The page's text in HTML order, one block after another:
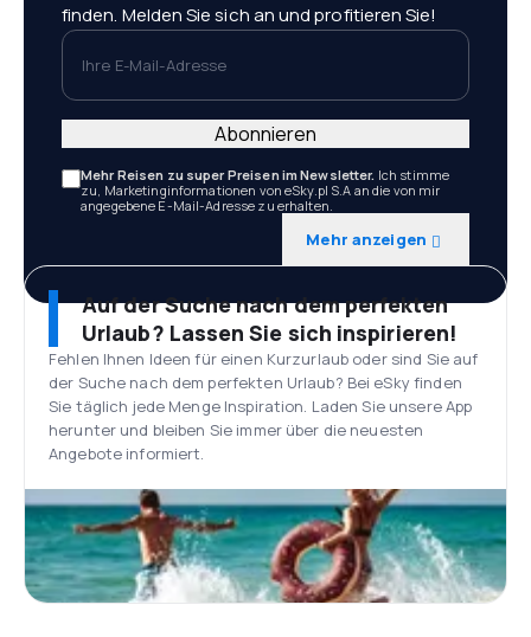
finden. Melden Sie sich an und profitieren Sie!
Ihre E-Mail-Adresse
Mehr Reisen zu super Preisen im Newsletter. Ich stimme
zu, Marketinginformationen von eSky.pl S.A an die von mir
angegebene E-Mail-Adresse zu erhalten.
Mehr anzeigen
Abonnieren
Auf der Suche nach dem perfekten
Urlaub? Lassen Sie sich inspirieren!
Fehlen Ihnen Ideen für einen Kurzurlaub oder sind Sie auf
der Suche nach dem perfekten Urlaub? Bei eSky finden
Sie täglich jede Menge Inspiration. Laden Sie unsere App
herunter und bleiben Sie immer über die neuesten
Angebote informiert.